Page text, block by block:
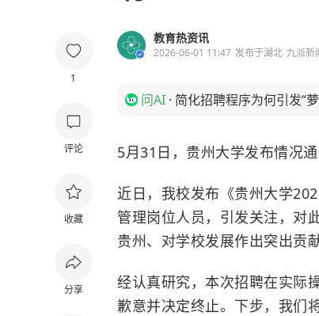
1
评论
收藏
分享
教育热资讯
2026-06-01 11:47 发布于湖北 九派新
问AI · 简化招聘程序为何引发“萝
5月31日，贵州大学发布情况通
近日，我校发布《贵州大学
管理岗位人员，引发关注，对
贵州、对学校发展作出突出贡
经认真研究，本次招聘在实际
歉意并决定终止。下步，我们